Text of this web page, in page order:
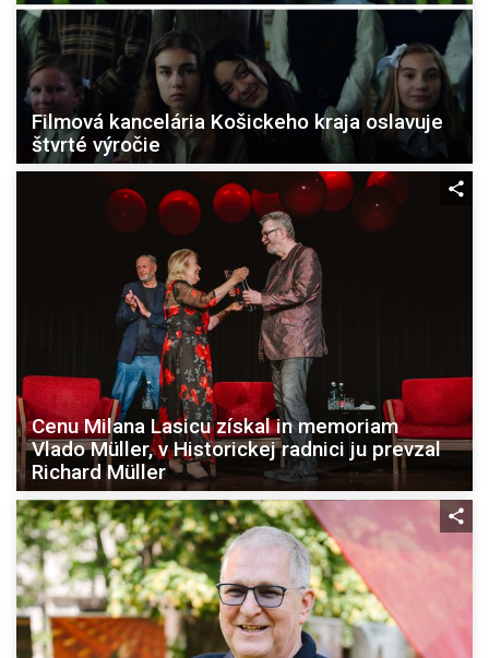
Filmová kancelária Košickeho kraja oslavuje
štvrté výročie
Cenu Milana Lasicu získal in memoriam
Vlado Müller, v Historickej radnici ju prevzal
Richard Müller